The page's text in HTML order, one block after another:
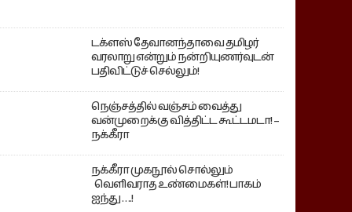
டக்ளஸ் தேவானந்தாவை தமிழர்
வரலாறு என்றும் நன்றியுணர்வுடன்
பதிவிட்டுச் செல்லும்!
நெஞ்சத்தில் வஞ்சம் வைத்து
வன்முறைக்கு வித்திட்ட கூட்டமடா! –
நக்கீரா
நக்கீரா முகநூல் சொல்லும்
வெளிவராத உண்மைகள்! பாகம்
ஐந்து ….!